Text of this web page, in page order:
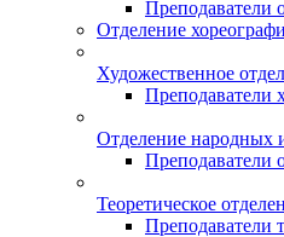
Преподаватели
Отделение
Художественное
Преподаватели
Отделение народных
Преподаватели
Теоретическое
Преподаватели